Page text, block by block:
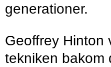
generationer.
Geoffrey Hinton
tekniken bakom